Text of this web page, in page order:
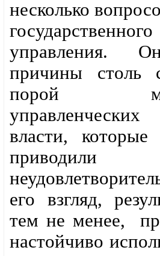
несколько
государственного
управления.
причины столь
порой
управленческих
власти, которые
его взгляд,
тем не менее,
настойчиво